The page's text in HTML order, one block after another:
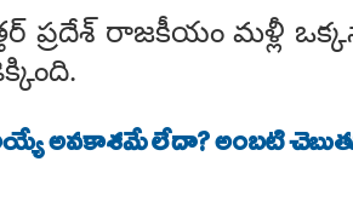
ప్రదేశ్ రాజకీయం మళ్లీ
అవకాశమే లేదా? అంబటి